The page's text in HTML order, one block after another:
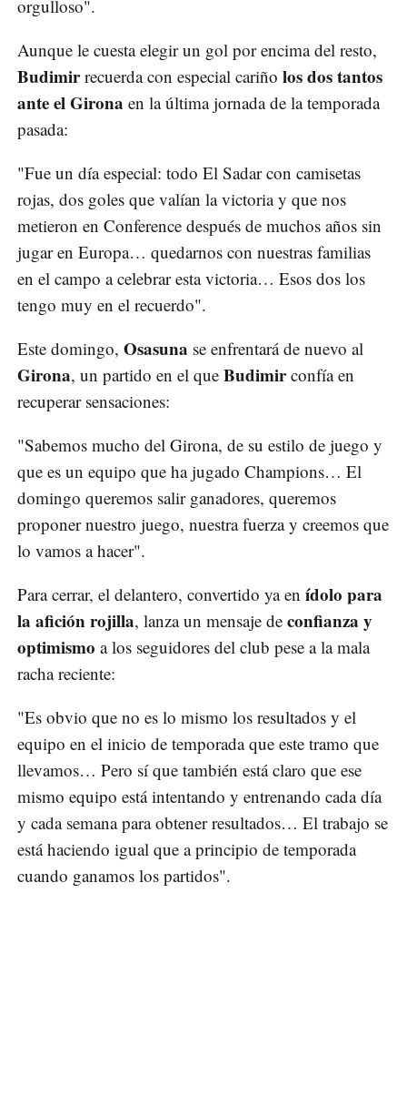
orgulloso".
Aunque le cuesta elegir un gol por encima del resto,
Budimirrecuerda con especial cariño los dos tantos
ante el Girona en la última jornada de la temporada
pasada:
"Fue un día especial: todo El Sadar con camisetas
rojas, dos goles que valían la victoria y que nos
metieron en Conference después de muchos años sin
jugar en Europa… quedarnos con nuestras familias
en el campo a celebrar esta victoria… Esos dos los
tengo muy en el recuerdo".
Este domingo, Osasuna se enfrentará de nuevo al
Girona, un partido en el que Budimirconfía en
recuperar sensaciones:
"Sabemos mucho del Girona, de su estilo de juego y
que es un equipo que ha jugado Champions… El
domingo queremos salir ganadores, queremos
proponer nuestro juego, nuestra fuerza y creemos que
lo vamos a hacer".
Para cerrar, el delantero, convertido ya en ídolo para
la afición rojilla, lanza un mensaje de confianza y
optimismo a los seguidores del club pese a la mala
racha reciente:
"Es obvio que no es lo mismo los resultados y el
equipo en el inicio de temporada que este tramo que
llevamos… Pero sí que también está claro que ese
mismo equipo está intentando y entrenando cada día
y cada semana para obtener resultados… El trabajo se
está haciendo igual que a principio de temporada
cuando ganamos los partidos".